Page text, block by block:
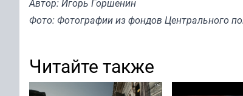
Автор: Игорь Горшенин
Фото: Фотографии из фондов Центрального
Читайте также